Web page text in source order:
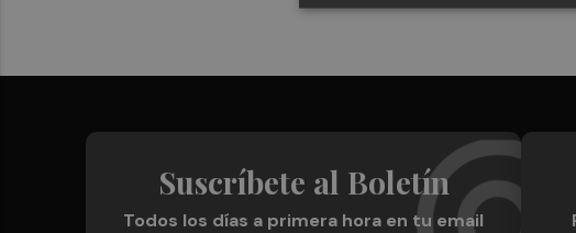
Suscríbete al Boletín
Todos los días a primera hora en tu email